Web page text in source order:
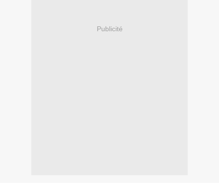
Publicité